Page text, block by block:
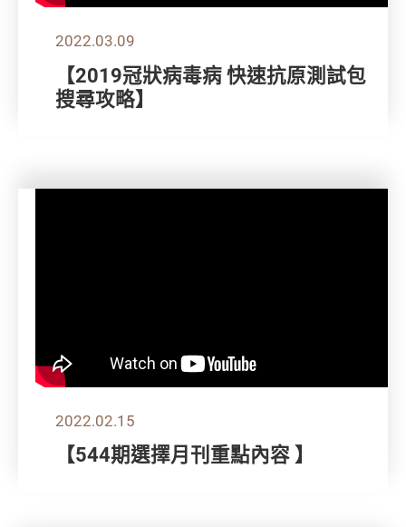
2022.03.09
【2019冠狀病毒病 快速抗原測試包
搜尋攻略】
2022.02.15
【544期選擇月刊重點內容 】